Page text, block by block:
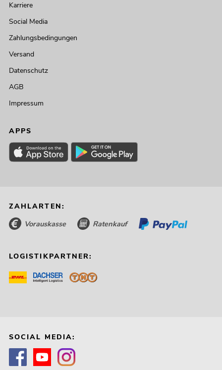
Karriere
Social Media
Zahlungsbedingungen
Versand
Datenschutz
AGB
Impressum
APPS
ZAHLARTEN:
Vorauskasse Ratenkauf
LOGISTIKPARTNER:
SOCIAL MEDIA: